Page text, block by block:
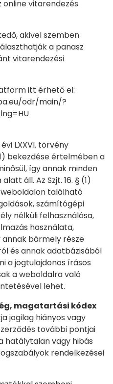
online vitarendezés
akivel szemben
a panasz
vitarendezési
itt érhető el:
odr/main/?
LXXVI. törvény
bekezdése értelmében a
így annak minden
áll. Az Szjt. 16. § (1)
található
számítógépi
nélküli felhasználása,
használata,
bármely része
és annak adatbázisából
a jogtulajdonos írásos
a weboldalra való
lehet.
magatartási kódex
jogilag hiányos vagy
további pontjai
hatálytalan vagy hibás
rendelkezései